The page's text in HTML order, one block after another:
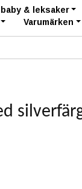
& leksaker
Varumärken